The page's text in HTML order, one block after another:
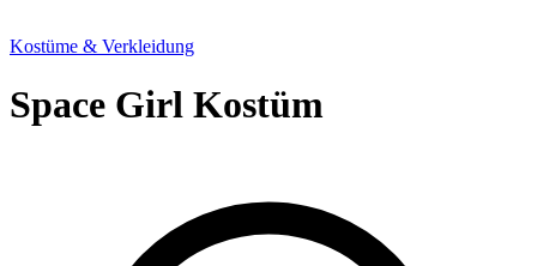
Kostüme & Verkleidung
Space Girl Kostüm